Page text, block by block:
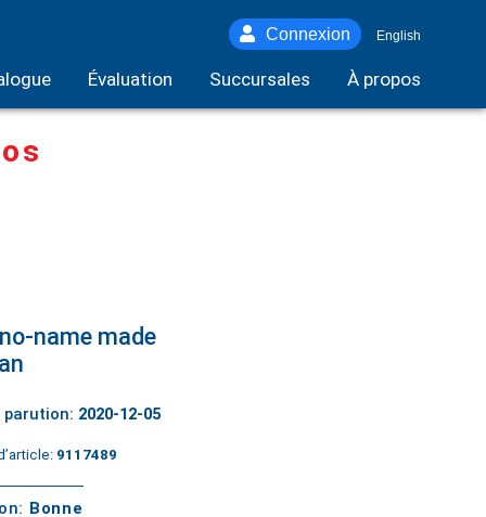
Connexion English
Évaluation Succursales À propos
name made
parution: 2020-12-05
9117489
Bonne